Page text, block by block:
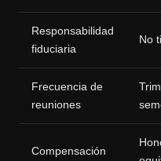
Responsabilidad
fiduciaria
No
Frecuencia de
reuniones
Compensación